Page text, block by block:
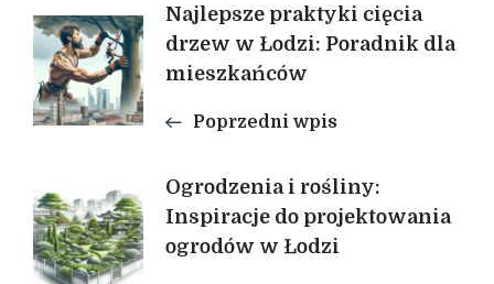
Nawigacja
wpisu
Najlepsze praktyki cięcia
drzew w Łodzi: Poradnik dla
mieszkańców
Poprzedni wpis
Ogrodzenia i rośliny:
Inspiracje do projektowania
ogrodów w Łodzi